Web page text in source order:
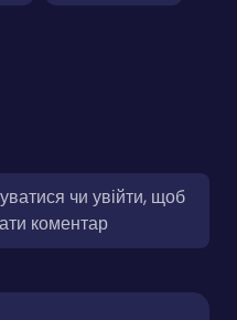
чи увійти, щоб
коментар